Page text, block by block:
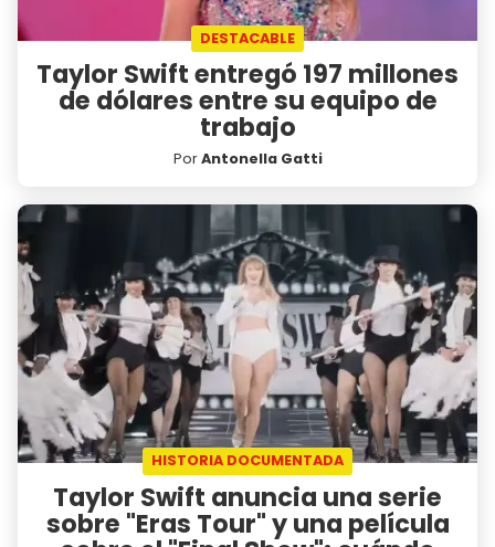
DESTACABLE
Taylor Swift entregó 197 millones
de dólares entre su equipo de
trabajo
PorAntonella Gatti
HISTORIA DOCUMENTADA
Taylor Swift anuncia una serie
sobre "Eras Tour" y una película